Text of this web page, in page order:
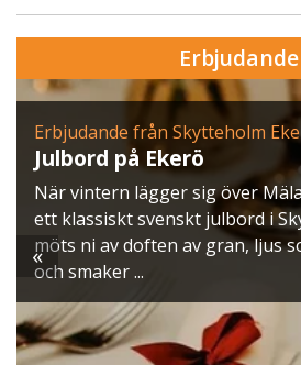
Erbjudande från Skytteholm
Julbord på Ekerö
När vintern lägger sig över
ett klassiskt svenskt julbord i
möts ni av doften av gran, ljus
och smaker ...
«